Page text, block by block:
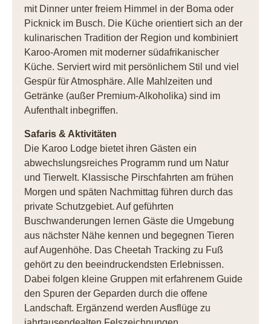
mit Dinner unter freiem Himmel in der Boma oder
Picknick im Busch. Die Küche orientiert sich an der
kulinarischen Tradition der Region und kombiniert
Karoo-Aromen mit moderner südafrikanischer
Küche. Serviert wird mit persönlichem Stil und viel
Gespür für Atmosphäre. Alle Mahlzeiten und
Getränke (außer Premium-Alkoholika) sind im
Aufenthalt inbegriffen.
Safaris & Aktivitäten
Die Karoo Lodge bietet ihren Gästen ein
abwechslungsreiches Programm rund um Natur
und Tierwelt. Klassische Pirschfahrten am frühen
Morgen und späten Nachmittag führen durch das
private Schutzgebiet. Auf geführten
Buschwanderungen lernen Gäste die Umgebung
aus nächster Nähe kennen und begegnen Tieren
auf Augenhöhe. Das Cheetah Tracking zu Fuß
gehört zu den beeindruckendsten Erlebnissen.
Dabei folgen kleine Gruppen mit erfahrenem Guide
den Spuren der Geparden durch die offene
Landschaft. Ergänzend werden Ausflüge zu